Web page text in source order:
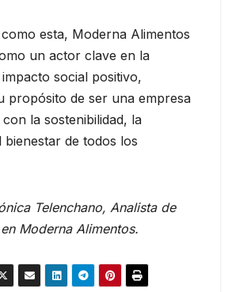
esta, Moderna Alimentos
un actor clave en la
social positivo,
propósito de ser una empresa
la sostenibilidad, la
bienestar de todos los
Telenchano, Analista de
Moderna Alimentos.